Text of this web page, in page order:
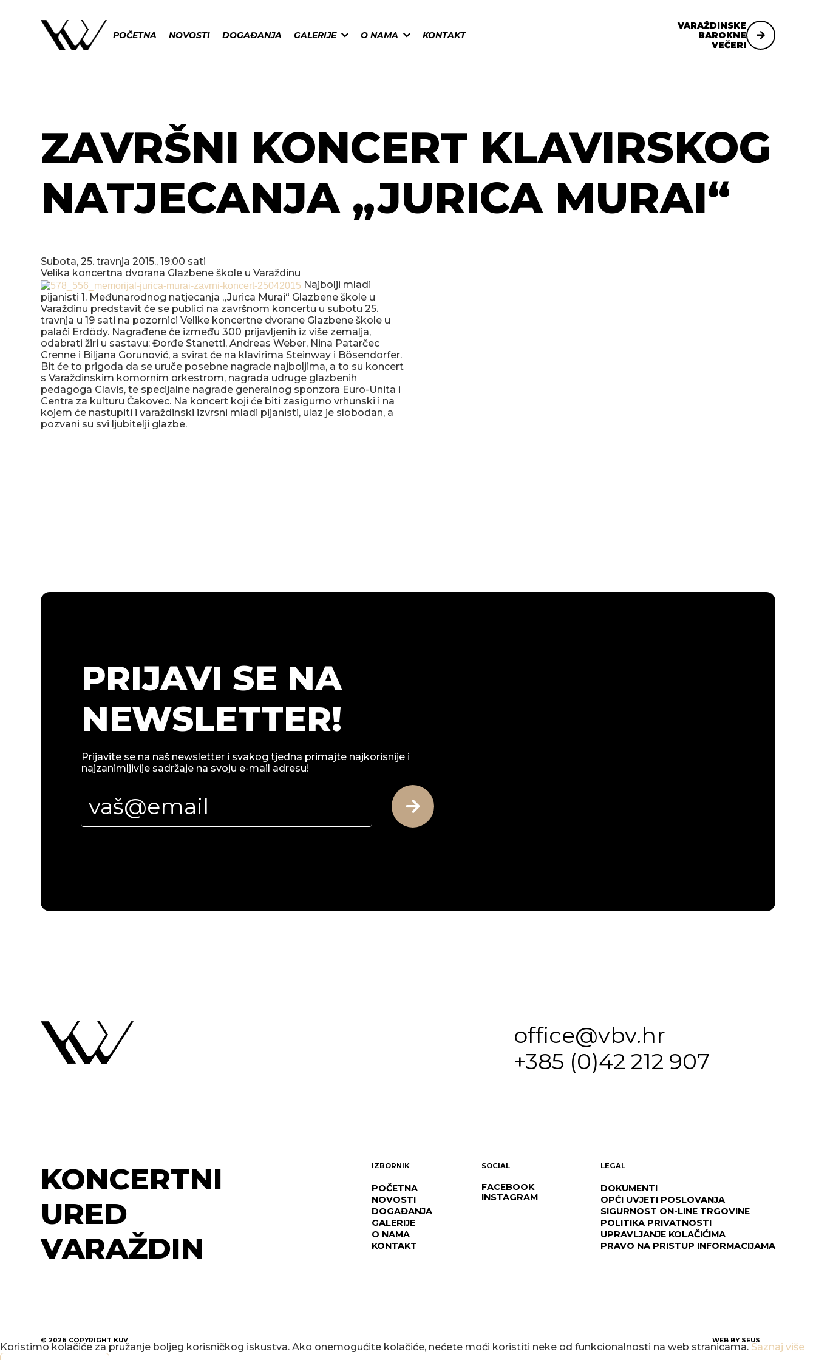
POČETNA NOVOSTI DOGAĐANJA GALERIJE O NAMA KONTAKT
VARAŽDINSKE
BAROKNE
VEČERI
ZAVRŠNI KONCERT KLAVIRSKOG
NATJECANJA „JURICA MURAI“
Subota, 25. travnja 2015., 19:00 sati
Velika koncertna dvorana Glazbene škole u Varaždinu
Najbolji mladi
pijanisti 1. Međunarodnog natjecanja „Jurica Murai“ Glazbene škole u
Varaždinu predstavit će se publici na završnom koncertu u subotu 25.
travnja u 19 sati na pozornici Velike koncertne dvorane Glazbene škole u
palači Erdödy. Nagrađene će između 300 prijavljenih iz više zemalja,
odabrati žiri u sastavu: Đorđe Stanetti, Andreas Weber, Nina Patarčec
Crenne i Biljana Gorunović, a svirat će na klavirima Steinway i Bösendorfer.
Bit će to prigoda da se uruče posebne nagrade najboljima, a to su koncert
s Varaždinskim komornim orkestrom, nagrada udruge glazbenih
pedagoga Clavis, te specijalne nagrade generalnog sponzora Euro-Unita i
Centra za kulturu Čakovec. Na koncert koji će biti zasigurno vrhunski i na
kojem će nastupiti i varaždinski izvrsni mladi pijanisti, ulaz je slobodan, a
pozvani su svi ljubitelji glazbe.
PRIJAVI SE NA
NEWSLETTER!
Prijavite se na naš newsletter i svakog tjedna primajte najkorisnije i
najzanimljivije sadržaje na svoju e-mail adresu!
office@vbv.hr
+385 (0)42 212 907
KONCERTNI
URED
VARAŽDIN
IZBORNIK
POČETNA
NOVOSTI
DOGAĐANJA
GALERIJE
O NAMA
KONTAKT
SOCIAL
FACEBOOK
INSTAGRAM
LEGAL
DOKUMENTI
OPĆI UVJETI POSLOVANJA
SIGURNOST ON-LINE TRGOVINE
POLITIKA PRIVATNOSTI
UPRAVLJANJE KOLAČIĆIMA
PRAVO NA PRISTUP INFORMACIJAMA
© 2026 COPYRIGHT KUV WEB BY SEUS
Koristimo kolačiće za pružanje boljeg korisničkog iskustva. Ako onemogućite kolačiće, nećete moći koristiti neke od funkcionalnosti na web stranicama. Saznaj više